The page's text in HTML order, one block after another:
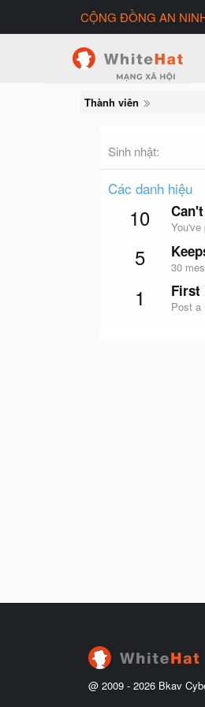
CỘNG ĐỒNG AN
Thành viên
Sinh nhật
Các danh hiệu
10
5 30
1 First
Post a
@ 2009 - 2026 Bkav